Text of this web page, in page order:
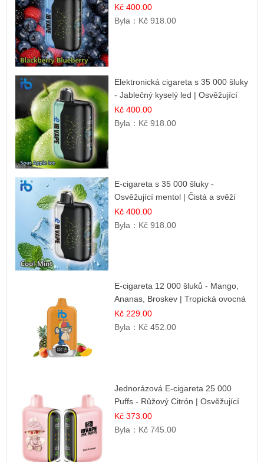
Intenzivní lesní směs
Kč 400.00
Byla： Kč 918.00
Elektronická cigareta s 35 000 šluky
- Jablečný kyselý led | Osvěžující
kyselá jablka
Kč 400.00
Byla： Kč 918.00
E-cigareta s 35 000 šluky -
Osvěžující mentol | Čistá a svěží
chuť
Kč 400.00
Byla： Kč 918.00
E-cigareta 12 000 šluků - Mango,
Ananas, Broskev | Tropická ovocná
směs
Kč 229.00
Byla： Kč 452.00
Jednorázová E-cigareta 25 000
Puffs - Růžový Citrón | Osvěžující
citrusová příchuť
Kč 373.00
Byla： Kč 745.00